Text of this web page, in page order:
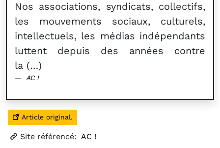
Nos associations, syndicats, collectifs,
les mouvements sociaux, culturels,
intellectuels, les médias indépendants
luttent depuis des années contre
la (…)
AC !
Article original.
Site référencé: AC !